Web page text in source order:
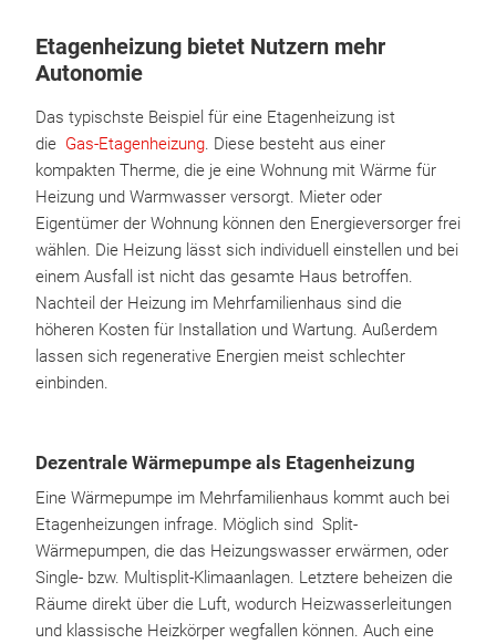
Etagenheizung bietet Nutzern mehr
Autonomie
Das typischste Beispiel für eine Etagenheizung ist
die Gas-Etagenheizung. Diese besteht aus einer
kompakten Therme, die je eine Wohnung mit Wärme für
Heizung und Warmwasser versorgt. Mieter oder
Eigentümer der Wohnung können den Energieversorger frei
wählen. Die Heizung lässt sich individuell einstellen und bei
einem Ausfall ist nicht das gesamte Haus betroffen.
Nachteil der Heizung im Mehrfamilienhaus sind die
höheren Kosten für Installation und Wartung. Außerdem
lassen sich regenerative Energien meist schlechter
einbinden.
Dezentrale Wärmepumpe als Etagenheizung
Eine Wärmepumpe im Mehrfamilienhaus kommt auch bei
Etagenheizungen infrage. Möglich sind Split-
Wärmepumpen, die das Heizungswasser erwärmen, oder
Single- bzw. Multisplit-Klimaanlagen. Letztere beheizen die
Räume direkt über die Luft, wodurch Heizwasserleitungen
und klassische Heizkörper wegfallen können. Auch eine